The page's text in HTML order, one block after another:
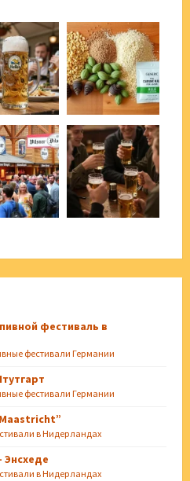
фестиваль в
фестивали Германии
фестивали Германии
в Нидерландах
Энсхеде
в Нидерландах